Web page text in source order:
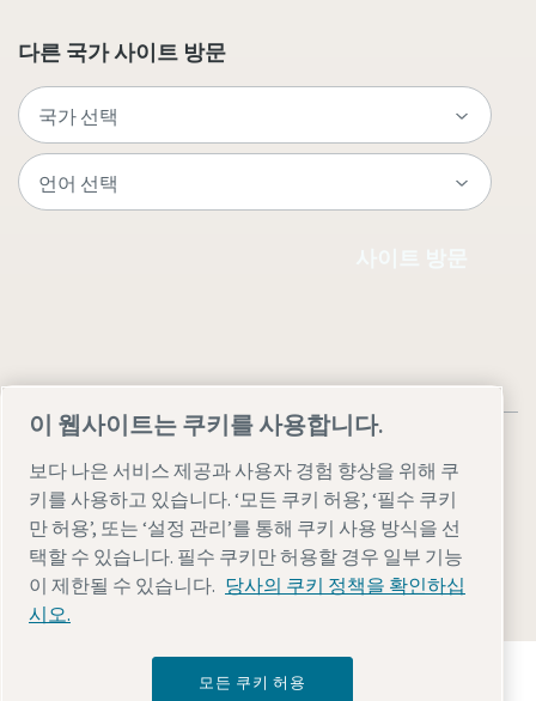
다른 국가 사이트 방문
Legal & Privacy Notices설정 관리AccessibilitySitemap
© 2026 Atlas Copco AB
Atlas Copco Group이 어떻게 기술로 미래를 변화시
이 웹사이트는 쿠키를 사용합니다.
보다 나은 서비스 제공과 사용자 경험 향상을 위해 쿠
키를 사용하고 있습니다. ‘모든 쿠키 허용’, ‘필수 쿠키
만 허용’, 또는 ‘설정 관리’를 통해 쿠키 사용 방식을 선
택할 수 있습니다. 필수 쿠키만 허용할 경우 일부 기능
이 제한될 수 있습니다. 당사의 쿠키 정책을 확인하십
시오.
모든 쿠키 허용